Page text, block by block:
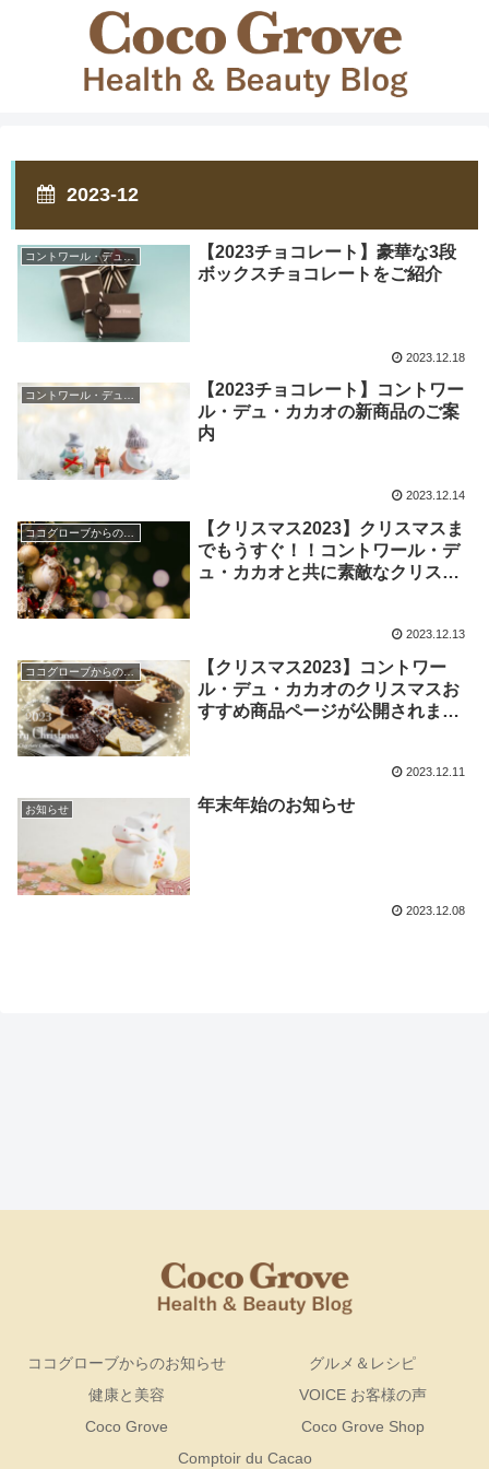
2023-12
コントワール・デュ・カカオ
【2023チョコレート】豪華な3段
ボックスチョコレートをご紹介
2023.12.18
【2023チョコレート】コントワー
ル・デュ・カカオの新商品のご案
内
2023.12.14
ココグローブからのお知らせ
【クリスマス2023】クリスマスま
でもうすぐ！！コントワール・デ
ュ・カカオと共に素敵なクリスマ
2023.12.13
ココグローブからのお知らせ
【クリスマス2023】コントワー
ル・デュ・カカオのクリスマスお
すすめ商品ページが公開されまし
2023.12.11
お知らせ 年末年始のお知らせ
2023.12.08
ココグローブからのお知らせ
グルメ＆レシピ
健康と美容
VOICE お客様の声
Coco Grove
Coco Grove Shop
Comptoir du Cacao